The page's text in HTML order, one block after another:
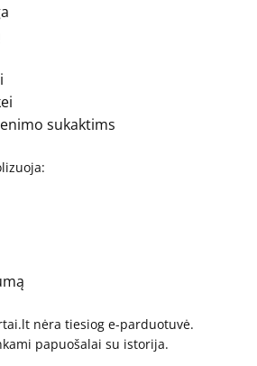
sukaktims
nėra tiesiog e-parduotuvė.
papuošalai su istorija.